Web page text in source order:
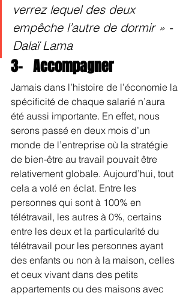
verrez lequel des deux
empêche l’autre de dormir » -
Dalaï Lama
3-   Accompagner
Jamais dans l’histoire de l’économie la
spécificité de chaque salarié n’aura
été aussi importante. En effet, nous
serons passé en deux mois d’un
monde de l’entreprise où la stratégie
de bien-être au travail pouvait être
relativement globale. Aujourd’hui, tout
cela a volé en éclat. Entre les
personnes qui sont à 100% en
télétravail, les autres à 0%, certains
entre les deux et la particularité du
télétravail pour les personnes ayant
des enfants ou non à la maison, celles
et ceux vivant dans des petits
appartements ou des maisons avec